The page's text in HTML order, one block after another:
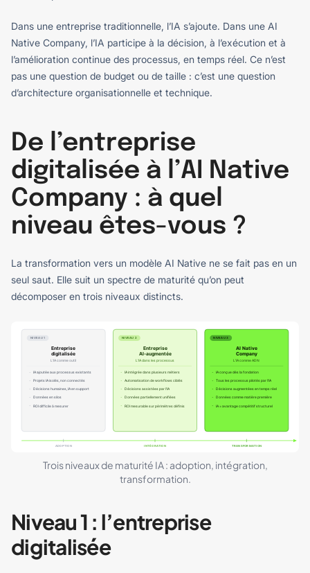
Dans une entreprise traditionnelle, l’IA s’ajoute. Dans une AI
Native Company, l’IA participe à la décision, à l’exécution et à
l’amélioration continue des processus, en temps réel. Ce n’est
pas une question de budget ou de taille : c’est une question
d’architecture organisationnelle et technique.
De l’entreprise
digitalisée à l’AI Native
Company : à quel
niveau êtes-vous ?
La transformation vers un modèle AI Native ne se fait pas en un
seul saut. Elle suit un spectre de maturité qu’on peut
décomposer en trois niveaux distincts.
Trois niveaux de maturité IA : adoption, intégration,
transformation.
Niveau 1 : l’entreprise
digitalisée